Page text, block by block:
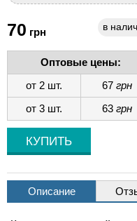
70 грн в
Оптовые цены:
от 2 шт.
67 грн
от 3 шт.
63 грн
Описание